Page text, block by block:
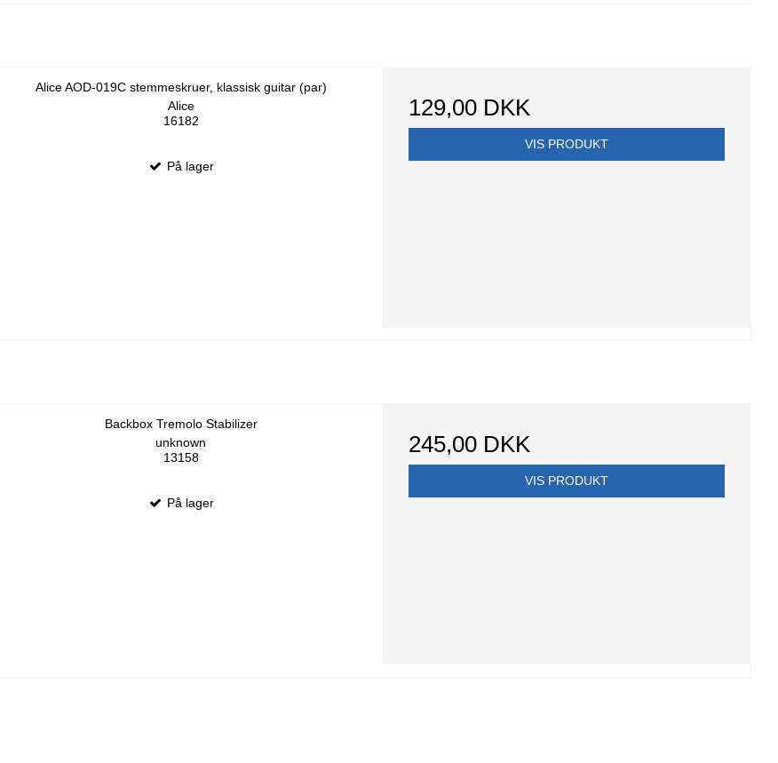
Alice AOD-019C stemmeskruer, klassisk guitar (par)
Alice
16182
På lager
129,00 DKK
VIS PRODUKT
Backbox Tremolo Stabilizer
unknown
13158
På lager
245,00 DKK
VIS PRODUKT